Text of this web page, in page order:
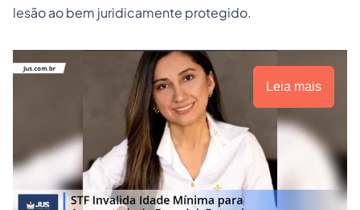
lesão ao bem juridicamente protegido.
Leia mais